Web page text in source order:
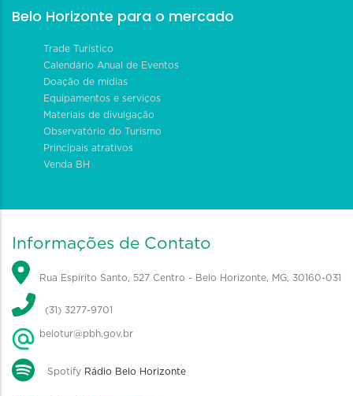
Belo Horizonte para o mercado
Trade Turístico
Calendário Anual de Eventos
Doação de mídias
Equipamentos e serviços
Materiais de divulgação
Observatório do Turismo
Principais atrativos
Venda BH
Informações de Contato
Rua Espírito Santo, 527 Centro - Belo Horizonte, MG, 30160-031
(31) 3277-9701
belotur@pbh.gov.br
Spotify Rádio Belo Horizonte